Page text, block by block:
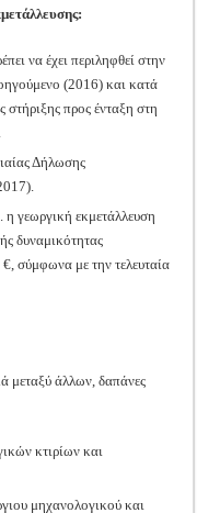
να έχει περιληφθεί στην
(2016) και κατά
στήριξης προς ένταξη στη
Δήλωσης
γεωργική εκμετάλλευση
δυναμικότητας
σύμφωνα με την τελευταία
μεταξύ άλλων, δαπάνες
κτιρίων και
μηχανολογικού και